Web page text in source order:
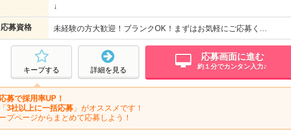
↓
応募資格 未経験の方大歓迎！ブランクOK！まずはお気軽にご応募く...
応募画面に進む
約１分でカンタン入力♪
詳細を見る
キープする
募で採用率UP！
3社以上に一括応募 」がオススメです！
プページからまとめて応募しよう！